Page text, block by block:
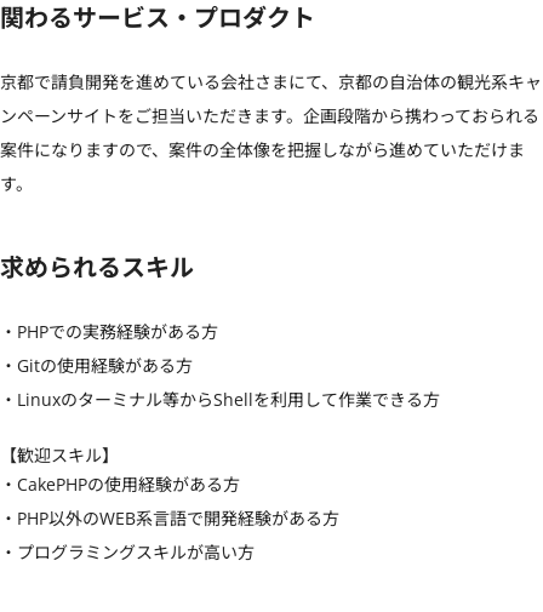
関わるサービス・プロダクト
京都で請負開発を進めている会社さまにて、京都の自治体の観光系キャ
ンペーンサイトをご担当いただきます。企画段階から携わっておられる
案件になりますので、案件の全体像を把握しながら進めていただけま
す。
求められるスキル
・PHPでの実務経験がある方
・Gitの使用経験がある方
・Linuxのターミナル等からShellを利用して作業できる方
【歓迎スキル】
・CakePHPの使用経験がある方
・PHP以外のWEB系言語で開発経験がある方
・プログラミングスキルが高い方